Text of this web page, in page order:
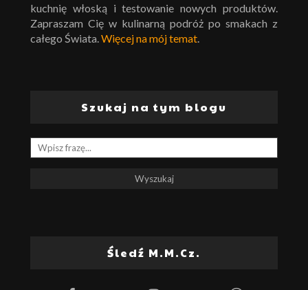
kuchnię włoską i testowanie nowych produktów.
Zapraszam Cię w kulinarną podróż po smakach z
całego Świata. Więcej na mój temat
Szukaj na tym blogu
Śledź M.M.Cz.